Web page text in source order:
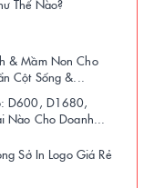
Thế Nào?
& Mầm Non Cho
Cột Sống &...
D600, D1680,
Nào Cho Doanh...
Sở In Logo Giá Rẻ